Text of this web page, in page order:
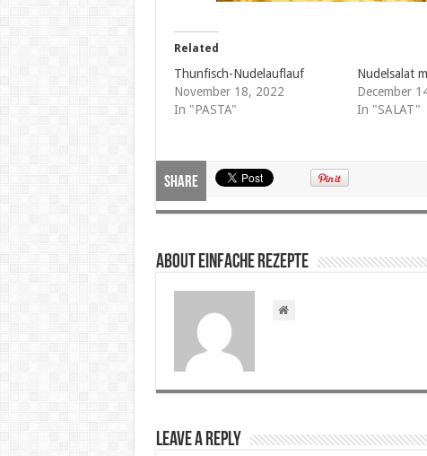
Related
Thunfisch-Nudelauflauf
November 18, 2022
In "PASTA"
Nudelsalat
December
In "SALAT"
Share
About Einfache Rezepte
Leave a Reply